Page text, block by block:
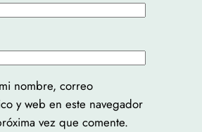
nombre, correo
y web en este navegador
vez que comente.